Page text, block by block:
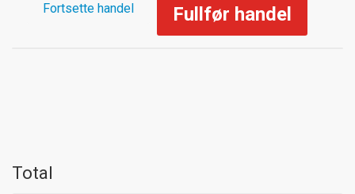
Fortsette handel Fullfør handel
Total